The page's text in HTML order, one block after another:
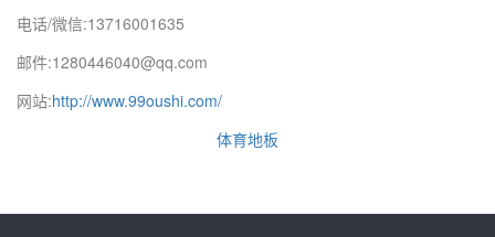
消耗小众的个性化产品的精神。篮球场的木地板有其不同的分类
电话/微信:13716001635
邮件:1280446040@qq.com
网站:http://www.99oushi.com/
体育地板